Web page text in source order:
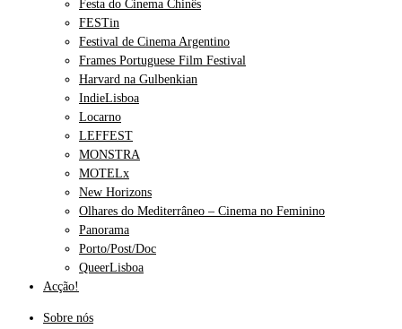
Festa do Cinema Chinês
FESTin
Festival de Cinema Argentino
Frames Portuguese Film Festival
Harvard na Gulbenkian
IndieLisboa
Locarno
LEFFEST
MONSTRA
MOTELx
New Horizons
Olhares do Mediterrâneo – Cinema no Feminino
Panorama
Porto/Post/Doc
QueerLisboa
Acção!
Sobre nós